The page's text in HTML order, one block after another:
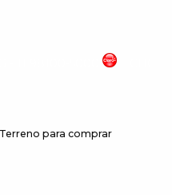
Terreno para comprar